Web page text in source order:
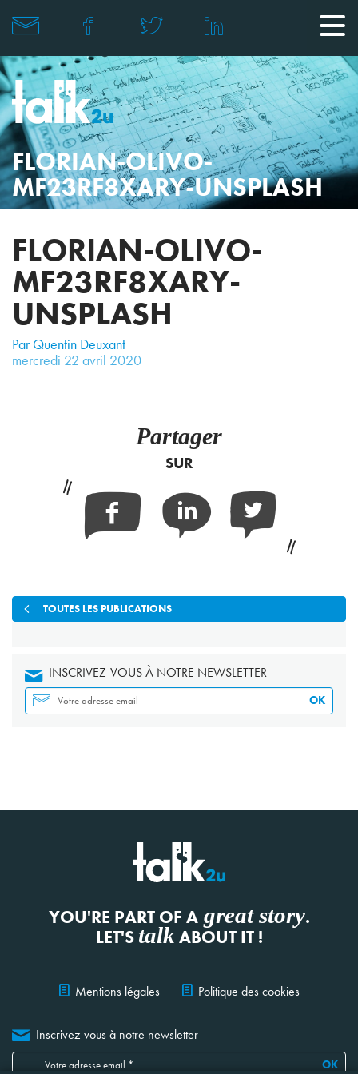
FLORIAN-OLIVO-
MF23RF8XARY-UNSPLASH
FLORIAN-OLIVO-
MF23RF8XARY-
UNSPLASH
Par Quentin Deuxant
mercredi 22 avril 2020
Partager
SUR
TOUTES LES PUBLICATIONS
INSCRIVEZ-VOUS À NOTRE NEWSLETTER
OK
YOU'RE PART OF Agreat story.
LET'S talkABOUT IT !
Mentions légales Politique des cookies
Inscrivez-vous à notre newsletter
OK